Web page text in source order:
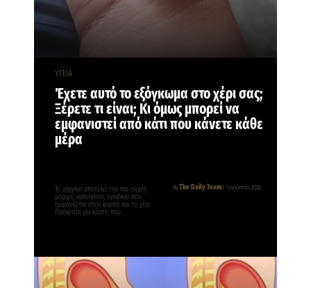
ΥΓΕΙΑ
Έχετε αυτό το εξόγκωμα στο χέρι σας;
Ξέρετε τι είναι; Κι όμως μπορεί να
εμφανιστεί από κάτι που κάνετε κάθε
μέρα
By The Daily Team8 Αυγούστου, 2026
Το γάγγλιο αποτελεί την πιο συχνή
μορφή καλοήθους ογκιδίου που
εμφανίζεται στον καρπό και το χέρι.
Πρόκειται για κύστη που…